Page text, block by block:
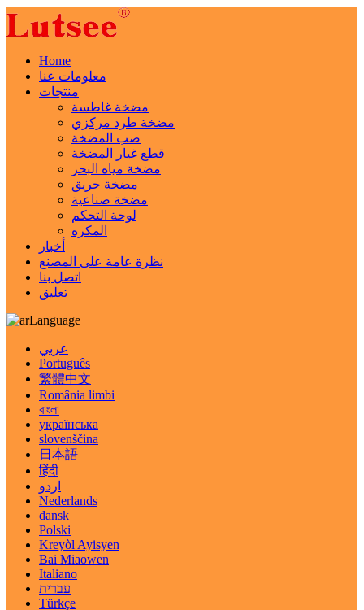
Home
معلومات عنا
منتجات
مضخة غاطسة
مضخة طرد مركزي
صب المضخة
قطع غيار المضخة
مضخة مياه البحر
مضخة حريق
مضخة صناعية
لوحة التحكم
المكره
أخبار
نظرة عامة على المصنع
اتصل بنا
تعليق
Language
عربي
Português
繁體中文
România limbi
বাংলা
українська
slovenščina
日本語
हिंदी
اردو
Nederlands
dansk
Polski
Kreyòl Ayisyen
Bai Miaowen
Italiano
עברית
Türkçe